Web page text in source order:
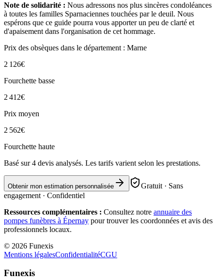
Note de solidarité : Nous adressons nos plus sincères condoléances
à toutes les familles Sparnaciennes touchées par le deuil. Nous
espérons que ce guide pourra vous apporter un peu de clarté et
d'apaisement dans l'organisation de cet hommage.
Prix des obsèques dans le département : Marne
2 126€
Fourchette basse
2 412€
Prix moyen
2 562€
Fourchette haute
Basé sur4 devis analysés. Les tarifs varient selon les prestations.
Obtenir mon estimation personnalisée
Gratuit · Sans
engagement · Confidentiel
Ressources complémentaires : Consultez notre annuaire des
pompes funèbres à Épernay pour trouver les coordonnées et avis des
professionnels locaux.
© 2026 Funexis
Mentions légalesConfidentialitéCGU
Funexis